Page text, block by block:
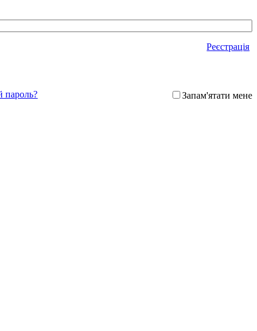
Реєстрація
пароль? Запам'ятати мене